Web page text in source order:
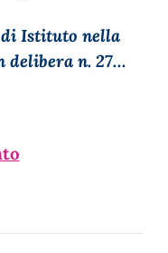
Istituto nella
delibera n. 27…